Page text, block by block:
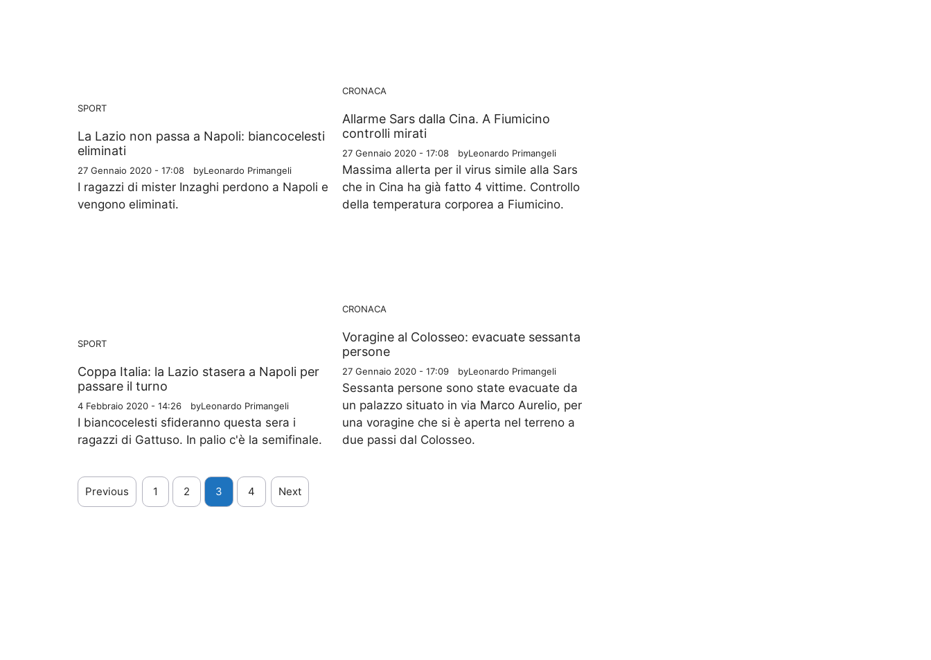
SPORT
La Lazio non passa a Napoli: biancocelesti
eliminati
27 Gennaio 2020 - 17:08 byLeonardo Primangeli
I ragazzi di mister Inzaghi perdono a Napoli e
vengono eliminati.
CRONACA
Allarme Sars dalla Cina. A Fiumicino
controlli mirati
27 Gennaio 2020 - 17:08 byLeonardo Primangeli
Massima allerta per il virus simile alla Sars
che in Cina ha già fatto 4 vittime. Controllo
della temperatura corporea a Fiumicino.
SPORT
Coppa Italia: la Lazio stasera a Napoli per
passare il turno
4 Febbraio 2020 - 14:26 byLeonardo Primangeli
I biancocelesti sfideranno questa sera i
ragazzi di Gattuso. In palio c'è la semifinale.
CRONACA
Voragine al Colosseo: evacuate sessanta
persone
27 Gennaio 2020 - 17:09 byLeonardo Primangeli
Sessanta persone sono state evacuate da
un palazzo situato in via Marco Aurelio, per
una voragine che si è aperta nel terreno a
due passi dal Colosseo.
Previous 1 2 3 4 Next